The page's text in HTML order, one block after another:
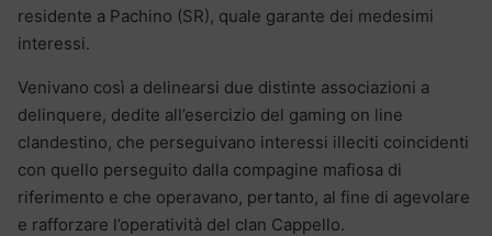
residente a Pachino (SR), quale garante dei medesimi
interessi.
Venivano così a delinearsi due distinte associazioni a
delinquere, dedite all’esercizio del gaming on line
clandestino, che perseguivano interessi illeciti coincidenti
con quello perseguito dalla compagine mafiosa di
riferimento e che operavano, pertanto, al fine di agevolare
e rafforzare l’operatività del clan Cappello.